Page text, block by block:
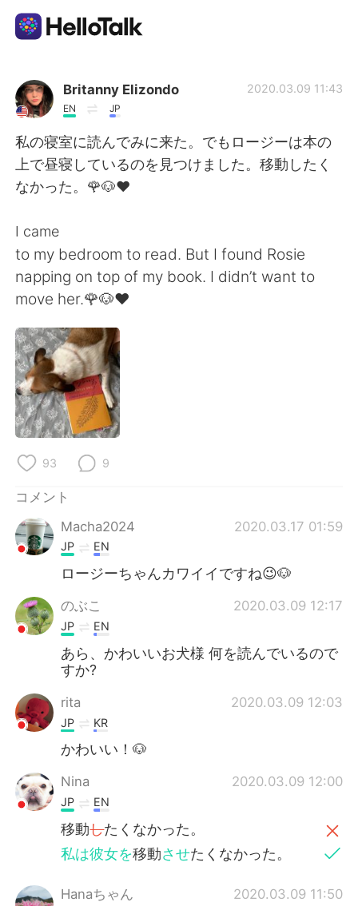
語学交換アプリ
AI Grammar Checker
日本語
繁體中文 Español
Deutsch
Русский
Indonesia
Português
Britanny Elizondo
EN JP
2020.03.09 11:43
私の寝室に読んでみに来た。でもロージーは本の
上で昼寝しているのを見つけました。移動したく
なかった。🌹🐶❤️
I came
to my bedroom to read. But I found Rosie
napping on top of my book. I didn’t want to
move her.🌹🐶❤️
93 9
コメント
Macha2024
2020.03.17 01:59
JP EN
ロージーちゃんカワイイですね😉🐶
のぶこ 2020.03.09 12:17
JP EN
あら、かわいいお犬様 何を読んでいるので
すか?
rita 2020.03.09 12:03
JP KR
かわいい！🐶
Nina 2020.03.09 12:00
JP EN
移動したくなかった。
私は彼女を移動させたくなかった。
Hanaちゃん 2020.03.09 11:50